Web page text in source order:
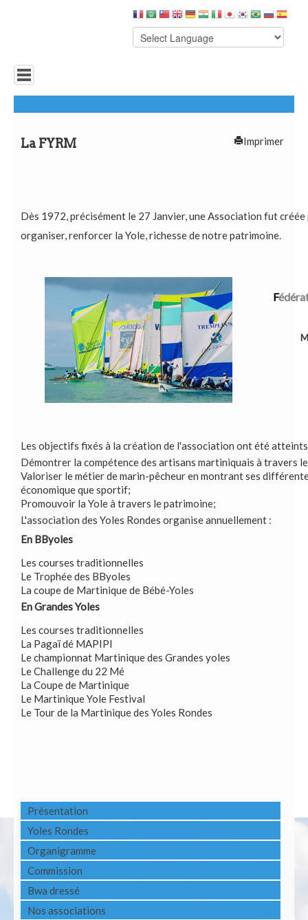
F.Y.R.M
Imprimer
La FYRM
Dès 1972, précisément le 27 Janvier, une Association fut
organiser, renforcer la Yole, richesse de notre patrimoine.
F
Les objectifs fixés à la création de l'association ont été
Démontrer la compétence des artisans martiniquais à travers
Valoriser le métier de marin-pêcheur en montrant ses
économique que sportif;
Promouvoir la Yole à travers le patrimoine;
L'association des Yoles Rondes organise annuellement :
En BByoles
Les courses traditionnelles
Le Trophée des BByoles
La coupe de Martinique de Bébé-Yoles
En Grandes Yoles
Les courses traditionnelles
La Pagaï dé MAPIPI
Le championnat Martinique des Grandes yoles
Le Challenge du 22 Mé
La Coupe de Martinique
Le Martinique Yole Festival
Le Tour de la Martinique des Yoles Rondes
Présentation
Yoles Rondes
Organigramme
Commission
Bwa dressé
Nos associations